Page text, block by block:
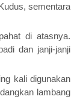
sementara
di atasnya.
dan janji-janji
kali digunakan
lambang